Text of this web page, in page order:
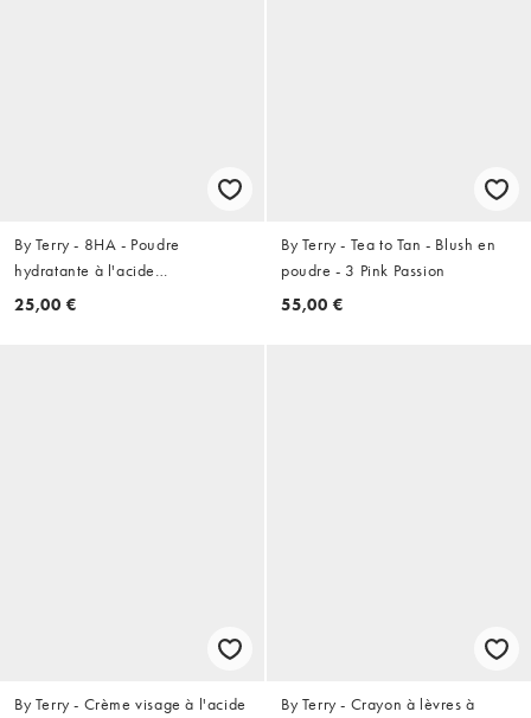
By Terry - 8HA - Poudre
hydratante à l'acide
hyaluronique
25,00 €
By Terry - Tea to Tan - Blush en
poudre - 3 Pink Passion
55,00 €
By Terry - Crème visage à l'acide
By Terry - Crayon à lèvres à